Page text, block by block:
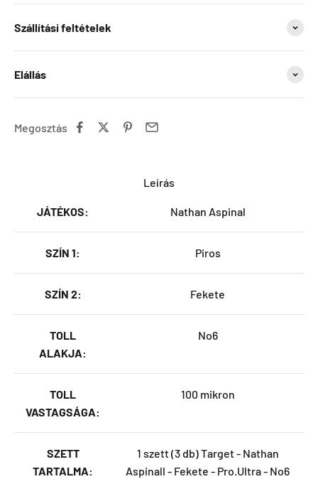
Szállítási feltételek
Elállás
Megosztás
Leírás
JÁTÉKOS: Nathan Aspinal
SZÍN 1: Piros
SZÍN 2: Fekete
TOLL
ALAKJA:
No6
TOLL
VASTAGSÁGA:
100 mikron
SZETT
TARTALMA:
1 szett (3 db) Target - Nathan
Aspinall - Fekete - Pro.Ultra - No6